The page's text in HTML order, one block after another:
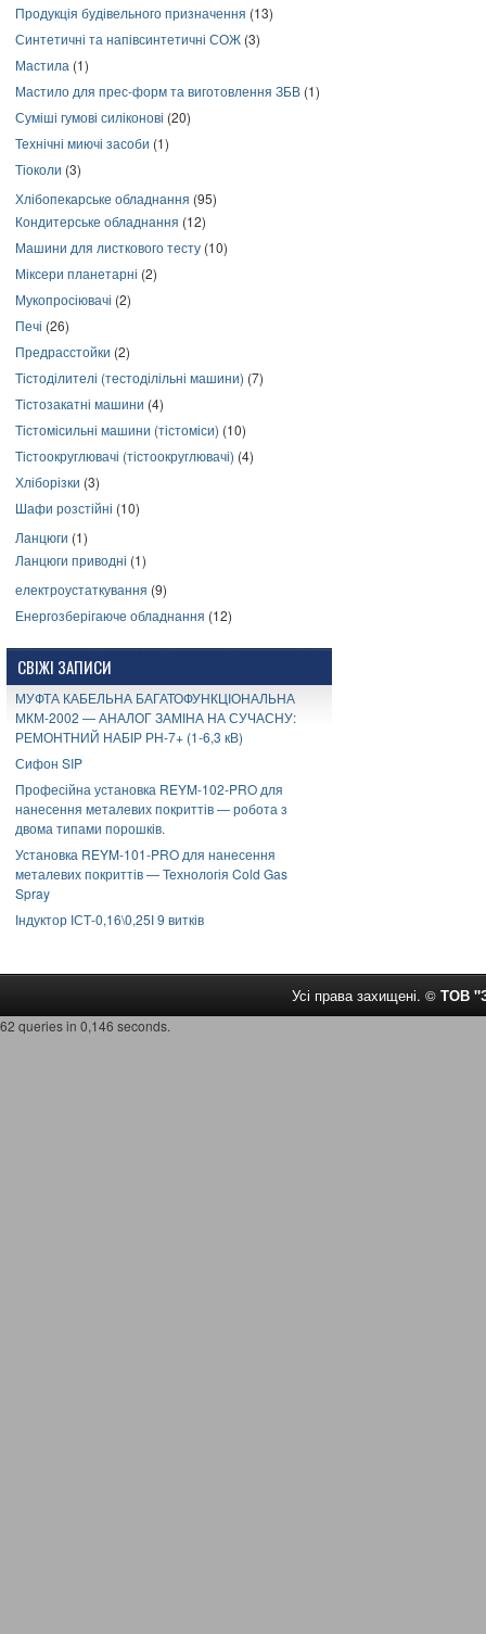
Продукція будівельного призначення (13)
Синтетичні та напівсинтетичні СОЖ (3)
Мастила (1)
Мастило для прес-форм та виготовлення ЗБВ (1)
Суміші гумові силіконові (20)
Технічні миючі засоби (1)
Тіоколи (3)
Хлібопекарське обладнання (95)
Кондитерське обладнання (12)
Машини для листкового тесту (10)
Міксери планетарні (2)
Мукопросіювачі (2)
Печі (26)
Предрасстойки (2)
Тістоділителі (тестоділільні машини) (7)
Тістозакатні машини (4)
Тістомісильні машини (тістоміси) (10)
Тістоокруглювачі (тістоокруглювачі) (4)
Хліборізки (3)
Шафи розстійні (10)
Ланцюги (1)
Ланцюги приводні (1)
електроустаткування (9)
Енергозберігаюче обладнання (12)
СВІЖІ ЗАПИСИ
МУФТА КАБЕЛЬНА БАГАТОФУНКЦІОНАЛЬНА
МКМ-2002 — АНАЛОГ ЗАМІНА НА СУЧАСНУ:
РЕМОНТНИЙ НАБІР РН-7+ (1-6,3 кВ)
Сифон SIP
Професійна установка REYM-102-PRO для
нанесення металевих покриттів — робота з
двома типами порошків.
Установка REYM-101-PRO для нанесення
металевих покриттів — Технологія Cold Gas
Spray
Індуктор ІСТ-0,16\0,25І 9 витків
Усі права захищені. © ТОВ
62 queries in 0,146 seconds.